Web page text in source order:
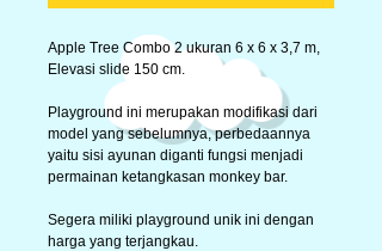
Apple Tree Combo2ukuran 6 x 6 x 3,7 m,
Elevasi slide 150 cm.
Playground ini merupakan modifikasi dari
model yang sebelumnya, perbedaannya
yaitu sisi ayunan diganti fungsi menjadi
permainan ketangkasan monkey bar.
Segera miliki playground unik ini dengan
harga yang terjangkau.